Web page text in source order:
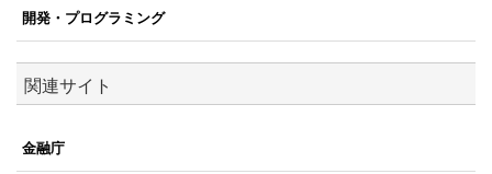
開発・プログラミング
関連サイト
金融庁